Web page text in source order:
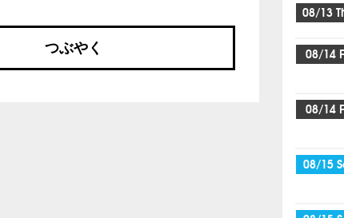
つぶやく
08/13
08/14
08/14
08/15